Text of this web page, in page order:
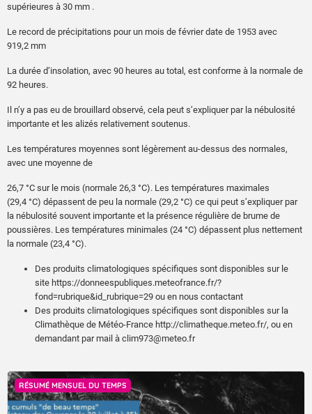
supérieures à 30 mm .
Le record de précipitations pour un mois de février date de 1953 avec
919,2 mm
La durée d’insolation, avec 90 heures au total, est conforme à la normale de
92 heures.
Il n’y a pas eu de brouillard observé, cela peut s’expliquer par la nébulosité
importante et les alizés relativement soutenus.
Les températures moyennes sont légèrement au-dessus des normales,
avec une moyenne de
26,7 °C sur le mois (normale 26,3 °C). Les températures maximales
(29,4 °C) dépassent de peu la normale (29,2 °C) ce qui peut s’expliquer par
la nébulosité souvent importante et la présence régulière de brume de
poussières. Les températures minimales (24 °C) dépassent plus nettement
la normale (23,4 °C).
Des produits climatologiques spécifiques sont disponibles sur le
site https://donneespubliques.meteofrance.fr/?
fond=rubrique&id_rubrique=29 ou en nous contactant
Des produits climatologiques spécifiques sont disponibles sur la
Climathèque de Météo-France http://climatheque.meteo.fr/, ou en
demandant par mail à clim973@meteo.fr
RÉSUMÉ MENSUEL DU TEMPS